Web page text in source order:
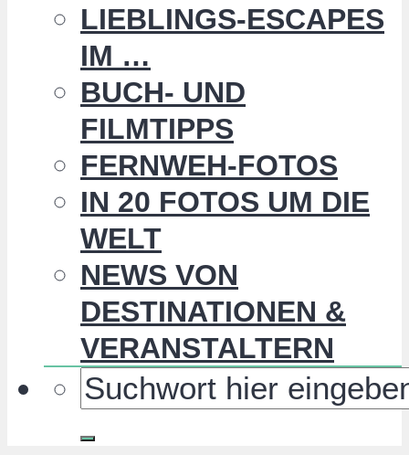
LIEBLINGS-ESCAPES
IM …
BUCH- UND
FILMTIPPS
FERNWEH-FOTOS
IN 20 FOTOS UM DIE
WELT
NEWS VON
DESTINATIONEN &
VERANSTALTERN